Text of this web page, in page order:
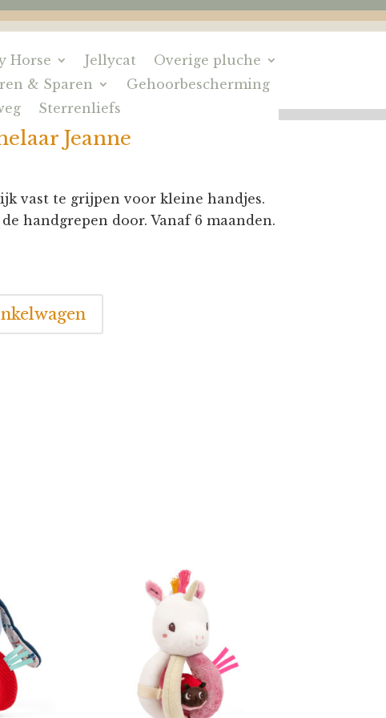
Horse Jellycat
Overige pluche
& Sparen
Gehoorbescherming
Sterrenliefs
Jeanne
vast te grijpen voor kleine handjes.
handgrepen door. Vanaf 6 maanden.